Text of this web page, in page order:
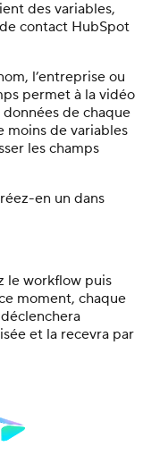
des variables,
contact HubSpot
l’entreprise ou
permet à la vidéo
de chaque
moins de variables
les champs
en un dans
le workflow puis
moment, chaque
et la recevra par